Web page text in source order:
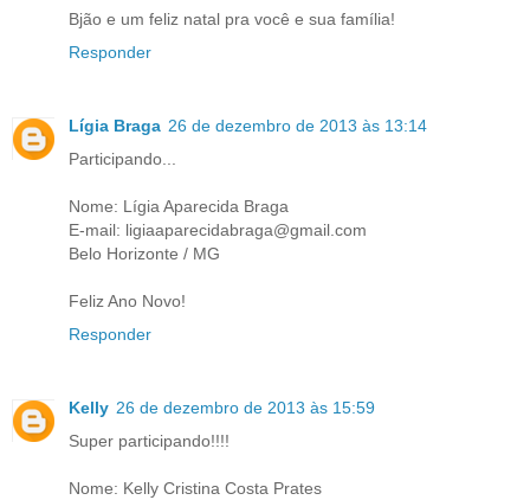
Bjão e um feliz natal pra você e sua família!
Responder
Lígia Braga 26 de dezembro de 2013 às 13:14
Participando...
Nome: Lígia Aparecida Braga
E-mail: ligiaaparecidabraga@gmail.com
Belo Horizonte / MG
Feliz Ano Novo!
Responder
Kelly 26 de dezembro de 2013 às 15:59
Super participando!!!!
Nome: Kelly Cristina Costa Prates